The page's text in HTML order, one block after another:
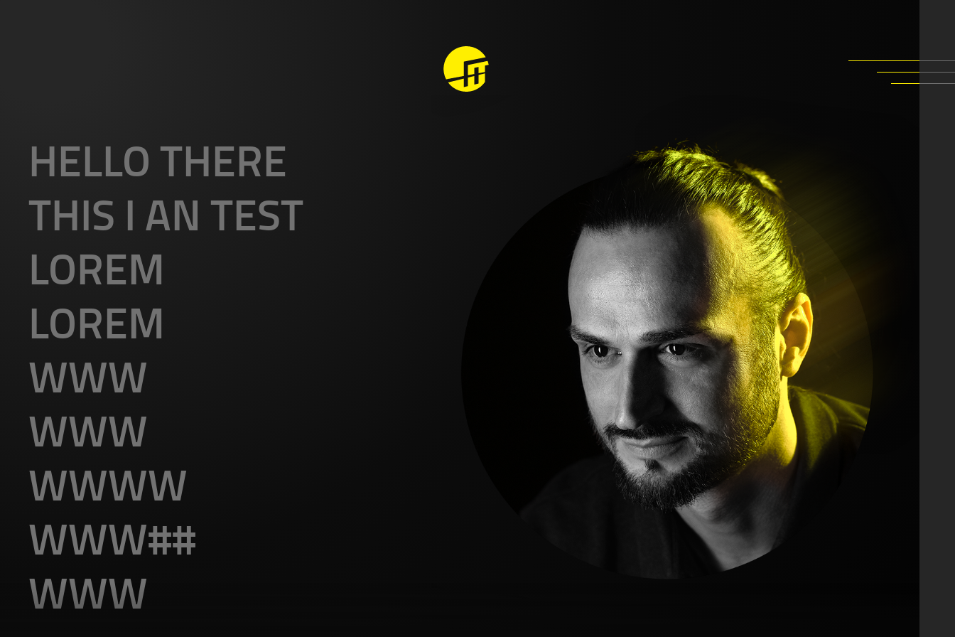
HELLO THERE
THIS I AN TEST
LOREM
LOREM
WWW
WWW
WWWW
WWW##
WWW